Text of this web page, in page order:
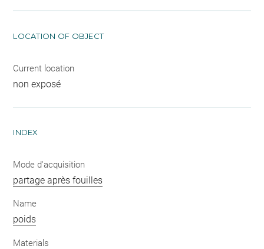
LOCATION OF OBJECT
Current location
non exposé
INDEX
Mode d'acquisition
partage après fouilles
Name
poids
Materials